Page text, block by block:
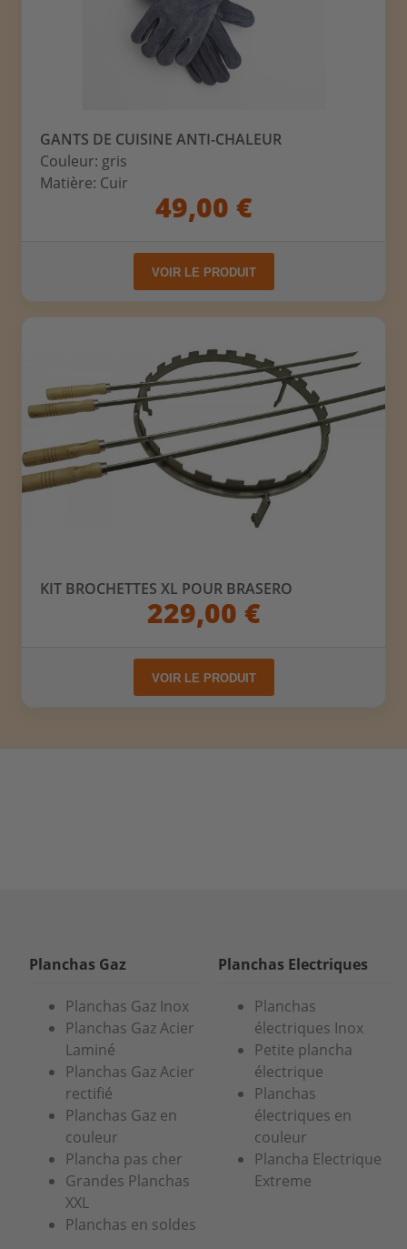
GANTS DE CUISINE ANTI-CHALEUR
Couleur: gris
Matière: Cuir
49,00 €
VOIR LE PRODUIT
KIT BROCHETTES XL POUR BRASERO
229,00 €
VOIR LE PRODUIT
Planchas Gaz
Planchas Gaz Inox
Planchas Gaz Acier
Laminé
Planchas Gaz Acier
rectifié
Planchas Gaz en
couleur
Plancha pas cher
Grandes Planchas
XXL
Planchas en soldes
Planchas Electriques
Planchas
électriques Inox
Petite plancha
électrique
Planchas
électriques en
couleur
Plancha Electrique
Extreme